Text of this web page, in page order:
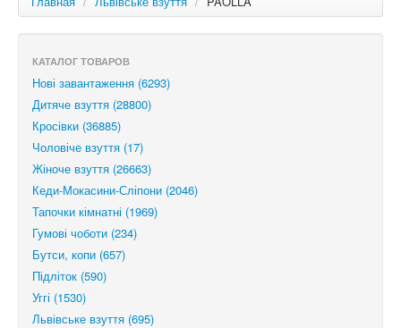
КАТАЛОГ ТОВАРОВ
Нові завантаження (6293)
Дитяче взуття (28800)
Кросівки (36885)
Чоловіче взуття (17)
Жіноче взуття (26663)
Кеди-Мокасини-Сліпони (2046)
Тапочки кімнатні (1969)
Гумові чоботи (234)
Бутси, копи (657)
Підліток (590)
Уггі (1530)
Львівське взуття (695)